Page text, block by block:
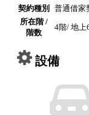
契約種別
普通借家
所在階 /
階数
4階/ 地上
設備